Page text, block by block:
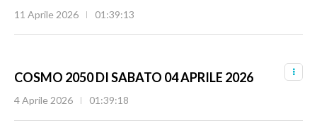
11 Aprile 2026 01:39:13
COSMO 2050 DI SABATO 04 APRILE 2026
4 Aprile 2026 01:39:18